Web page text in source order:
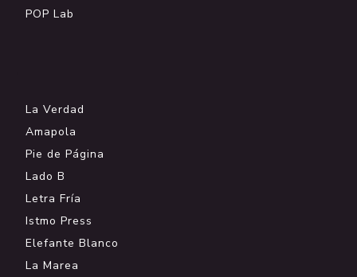
POP Lab
La Verdad
Amapola
Pie de Página
Lado B
Letra Fría
Istmo Press
Elefante Blanco
La Marea